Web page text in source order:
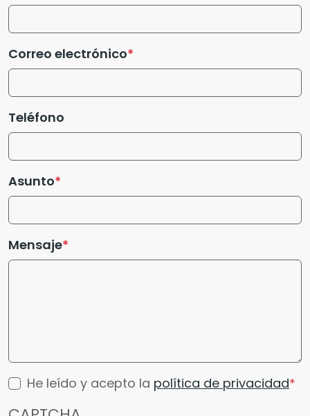
Correo electrónico
Teléfono
Asunto
Mensaje
He leído y acepto la política de privacidad